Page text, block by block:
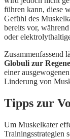
führen kann, diese
Gefühl des
bereits vor,
oder
Zusammenfassend
Globuli zur
einer
Linderung von
Tipps zur
Um Muskelkater
Trainingsstrategien